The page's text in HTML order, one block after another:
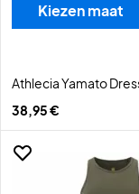
Kiezen maat
Athlecia Yamato
38,95 €